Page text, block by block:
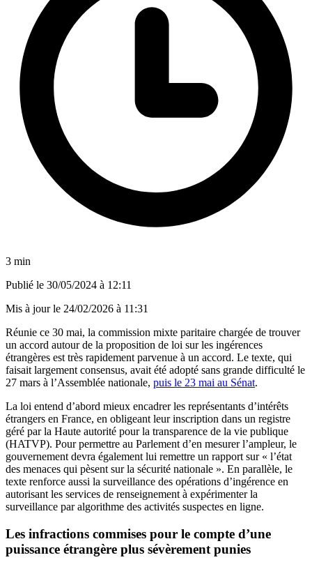
3 min
Publié le 30/05/2024 à 12:11
Mis à jour le 24/02/2026 à 11:31
Réunie ce 30 mai, la commission mixte paritaire chargée de trouver
un accord autour de la proposition de loi sur les ingérences
étrangères est très rapidement parvenue à un accord. Le texte, qui
faisait largement consensus, avait été adopté sans grande difficulté le
27 mars à l’Assemblée nationale, puis le 23 mai au Sénat.
La loi entend d’abord mieux encadrer les représentants d’intérêts
étrangers en France, en obligeant leur inscription dans un registre
géré par la Haute autorité pour la transparence de la vie publique
(HATVP). Pour permettre au Parlement d’en mesurer l’ampleur, le
gouvernement devra également lui remettre un rapport sur « l’état
des menaces qui pèsent sur la sécurité nationale ». En parallèle, le
texte renforce aussi la surveillance des opérations d’ingérence en
autorisant les services de renseignement à expérimenter la
surveillance par algorithme des activités suspectes en ligne.
Les infractions commises pour le compte d’une
puissance étrangère plus sévèrement punies